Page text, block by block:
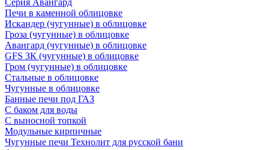
Серия Авангард
Печи в каменной облицовке
Искандер (чугунные) в облицовке
Гроза (чугунные) в облицовке
Авангард (чугунные) в облицовке
GFS ЗК (чугунные) в облицовке
Гром (чугунные) в облицовке
Стальные в облицовке
Чугунные в облицовке
Банные печи под ГАЗ
С баком для воды
С выносной топкой
Модульные кирпичные
Чугунные печи Технолит для русской бани